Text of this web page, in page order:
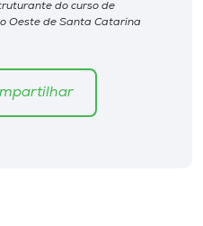
do curso de
Oeste de Santa Catarina